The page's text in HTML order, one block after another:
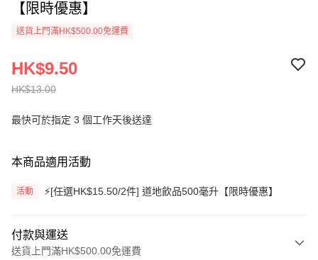
【限時優惠】
送貨上門滿HK$500.00免運費
HK$13.00
HK$9.50
最快可於指定 3 個工作天後送達
本商品適用活動
活動 ⚡[任選HK$15.50/2件] 道地飲品500毫升【限時優惠】
付款與運送
送貨上門滿HK$500.00免運費